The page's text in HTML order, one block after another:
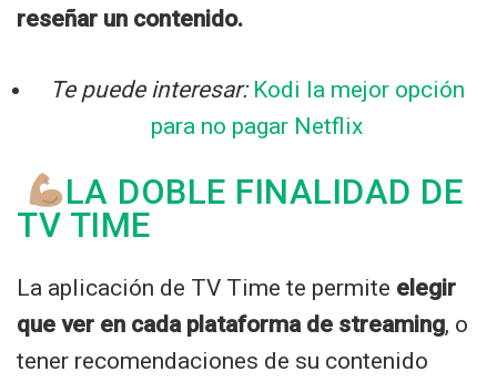
reseñar un contenido.
Te puede interesar: Kodi la mejor opción
para no pagar Netflix
LA DOBLE FINALIDAD DE
TV TIME
La aplicación de TV Time te permite elegir
que ver en cada plataforma de streaming, o
tener recomendaciones de su contenido